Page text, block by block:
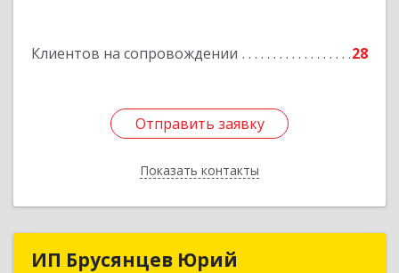
Клиентов на сопровождении 28
Отправить заявку
Показать контакты
Отправить заявку
Назад
ИП Брусянцев ЮрийИП Брусянцев Юрий